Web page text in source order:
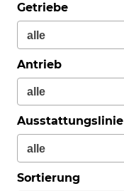
Getriebe
Antrieb
Ausstattungslinie
Sortierung